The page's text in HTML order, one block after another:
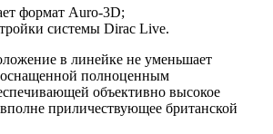
формат Auro-3D;
системы Dirac Live.
в линейке не уменьшает
оснащенной полноценным
объективно высокое
вполне приличествующее британской